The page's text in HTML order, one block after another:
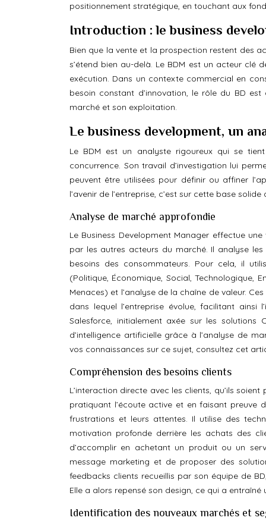
positionnement stratégique, en touchant aux
Introduction : le business
Bien que la vente et la prospection restent des
s’étend bien au-delà. Le BDM est un acteur
exécution. Dans un contexte commercial en
besoin constant d’innovation, le rôle du BD
marché et son exploitation.
Le business development, un
Le BDM est un analyste rigoureux qui se
concurrence. Son travail d’investigation lui
peuvent être utilisées pour définir ou affiner
l’avenir de l’entreprise, c’est sur cette base
Analyse de marché approfondie
Le Business Development Manager effectue
par les autres acteurs du marché. Il analyse
besoins des consommateurs. Pour cela, il
(Politique, Économique, Social, Technologique,
Menaces) et l’analyse de la chaîne de valeur.
dans lequel l’entreprise évolue, facilitant ainsi
Salesforce, initialement axée sur les
d’intelligence artificielle grâce à l’analyse de
vos connaissances sur ce sujet, consultez cet
Compréhension des besoins clients
L’interaction directe avec les clients, qu’ils
pratiquant l’écoute active et en faisant preuve
frustrations et leurs attentes. Il utilise des
motivation profonde derrière les achats des
d’accomplir en achetant un produit ou un
message marketing et de proposer des
feedbacks clients recueillis par son équipe de
Elle a alors repensé son design, ce qui a
Identification des nouveaux marchés et